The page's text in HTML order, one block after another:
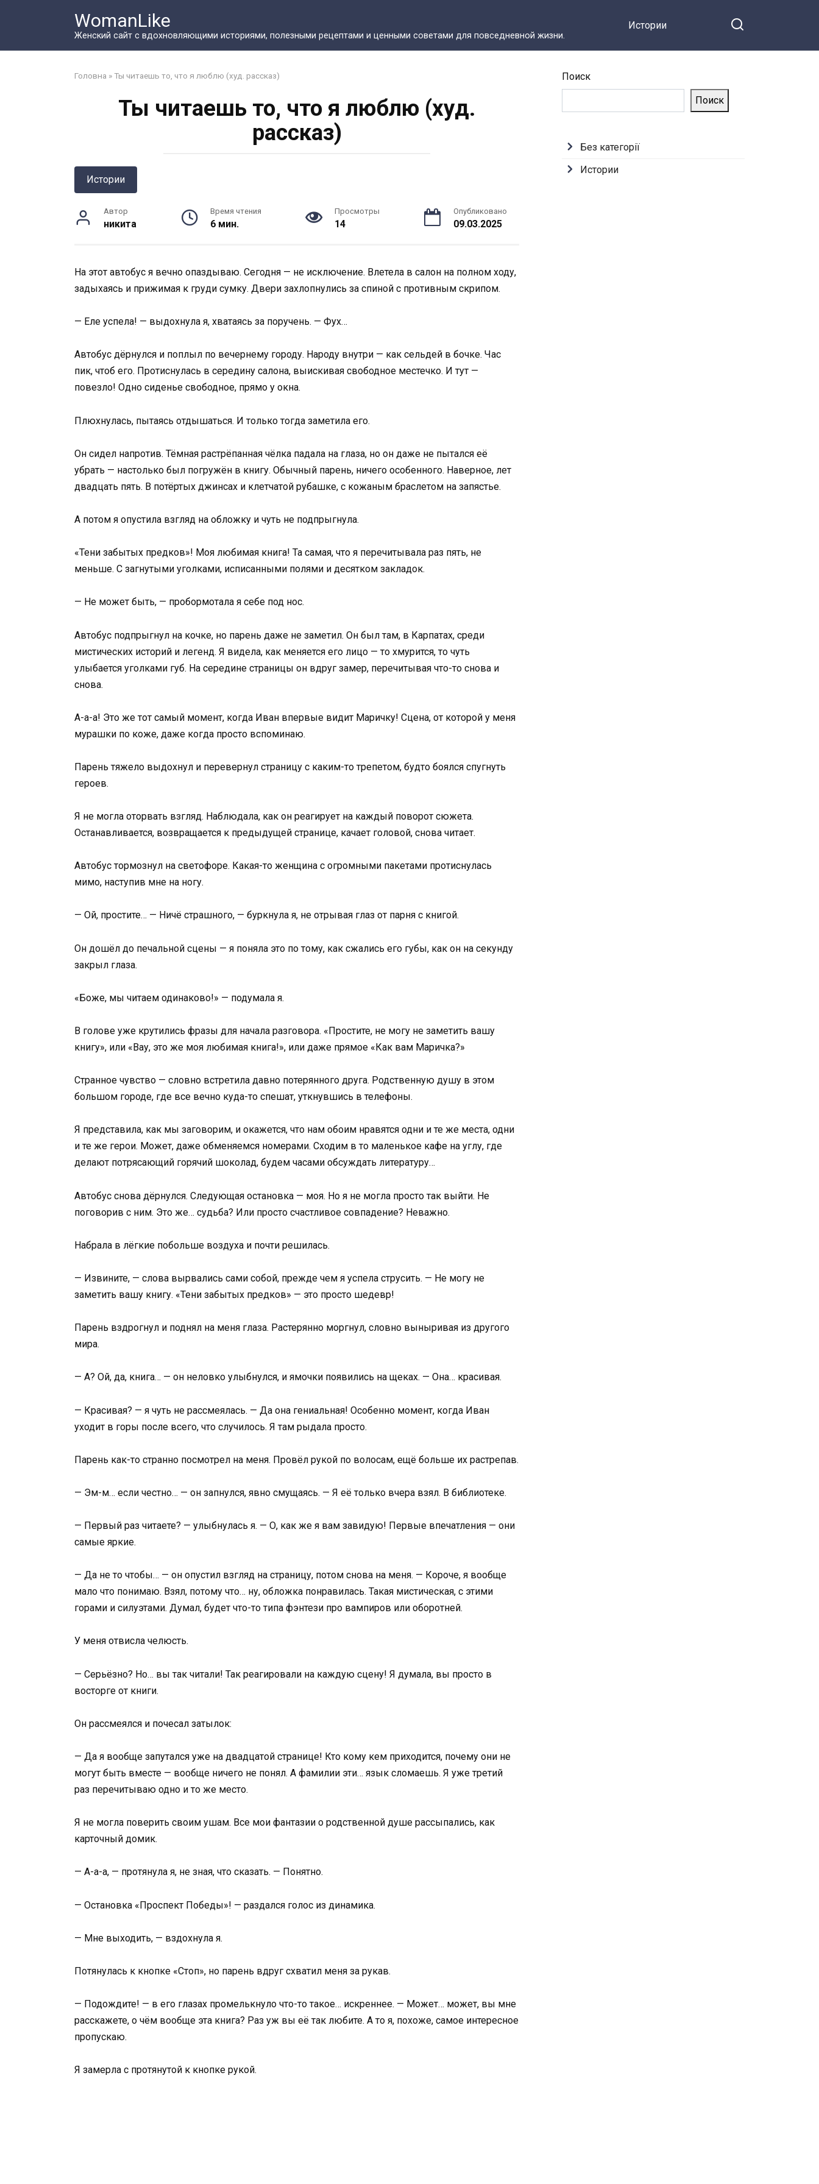
WomanLike
Женский сайт с вдохновляющими историями, полезными рецептами и ценными советами для повседневной жизни.
Истории
Головна »Ты читаешь то, что я люблю (худ. рассказ)
Ты читаешь то, что я люблю (худ.
рассказ)
Истории
Автор
никита
Время чтения
6 мин.
Просмотры
14
Опубликовано
09.03.2025
На этот автобус я вечно опаздываю. Сегодня — не исключение. Влетела в салон на полном ходу,
задыхаясь и прижимая к груди сумку. Двери захлопнулись за спиной с противным скрипом.
— Еле успела! — выдохнула я, хватаясь за поручень. — Фух…
Автобус дёрнулся и поплыл по вечернему городу. Народу внутри — как сельдей в бочке. Час
пик, чтоб его. Протиснулась в середину салона, выискивая свободное местечко. И тут —
повезло! Одно сиденье свободное, прямо у окна.
Плюхнулась, пытаясь отдышаться. И только тогда заметила его.
Он сидел напротив. Тёмная растрёпанная чёлка падала на глаза, но он даже не пытался её
убрать — настолько был погружён в книгу. Обычный парень, ничего особенного. Наверное, лет
двадцать пять. В потёртых джинсах и клетчатой рубашке, с кожаным браслетом на запястье.
А потом я опустила взгляд на обложку и чуть не подпрыгнула.
«Тени забытых предков»! Моя любимая книга! Та самая, что я перечитывала раз пять, не
меньше. С загнутыми уголками, исписанными полями и десятком закладок.
— Не может быть, — пробормотала я себе под нос.
Автобус подпрыгнул на кочке, но парень даже не заметил. Он был там, в Карпатах, среди
мистических историй и легенд. Я видела, как меняется его лицо — то хмурится, то чуть
улыбается уголками губ. На середине страницы он вдруг замер, перечитывая что-то снова и
снова.
А-а-а! Это же тот самый момент, когда Иван впервые видит Маричку! Сцена, от которой у меня
мурашки по коже, даже когда просто вспоминаю.
Парень тяжело выдохнул и перевернул страницу с каким-то трепетом, будто боялся спугнуть
героев.
Я не могла оторвать взгляд. Наблюдала, как он реагирует на каждый поворот сюжета.
Останавливается, возвращается к предыдущей странице, качает головой, снова читает.
Автобус тормознул на светофоре. Какая-то женщина с огромными пакетами протиснулась
мимо, наступив мне на ногу.
— Ой, простите… — Ничё страшного, — буркнула я, не отрывая глаз от парня с книгой.
Он дошёл до печальной сцены — я поняла это по тому, как сжались его губы, как он на секунду
закрыл глаза.
«Боже, мы читаем одинаково!» — подумала я.
В голове уже крутились фразы для начала разговора. «Простите, не могу не заметить вашу
книгу», или «Вау, это же моя любимая книга!», или даже прямое «Как вам Маричка?»
Странное чувство — словно встретила давно потерянного друга. Родственную душу в этом
большом городе, где все вечно куда-то спешат, уткнувшись в телефоны.
Я представила, как мы заговорим, и окажется, что нам обоим нравятся одни и те же места, одни
и те же герои. Может, даже обменяемся номерами. Сходим в то маленькое кафе на углу, где
делают потрясающий горячий шоколад, будем часами обсуждать литературу…
Автобус снова дёрнулся. Следующая остановка — моя. Но я не могла просто так выйти. Не
поговорив с ним. Это же… судьба? Или просто счастливое совпадение? Неважно.
Набрала в лёгкие побольше воздуха и почти решилась.
— Извините, — слова вырвались сами собой, прежде чем я успела струсить. — Не могу не
заметить вашу книгу. «Тени забытых предков» — это просто шедевр!
Парень вздрогнул и поднял на меня глаза. Растерянно моргнул, словно выныривая из другого
мира.
— А? Ой, да, книга… — он неловко улыбнулся, и ямочки появились на щеках. — Она… красивая.
— Красивая? — я чуть не рассмеялась. — Да она гениальная! Особенно момент, когда Иван
уходит в горы после всего, что случилось. Я там рыдала просто.
Парень как-то странно посмотрел на меня. Провёл рукой по волосам, ещё больше их растрепав.
— Эм-м… если честно… — он запнулся, явно смущаясь. — Я её только вчера взял. В библиотеке.
— Первый раз читаете? — улыбнулась я. — О, как же я вам завидую! Первые впечатления — они
самые яркие.
— Да не то чтобы… — он опустил взгляд на страницу, потом снова на меня. — Короче, я вообще
мало что понимаю. Взял, потому что… ну, обложка понравилась. Такая мистическая, с этими
горами и силуэтами. Думал, будет что-то типа фэнтези про вампиров или оборотней.
У меня отвисла челюсть.
— Серьёзно? Но… вы так читали! Так реагировали на каждую сцену! Я думала, вы просто в
восторге от книги.
Он рассмеялся и почесал затылок:
— Да я вообще запутался уже на двадцатой странице! Кто кому кем приходится, почему они не
могут быть вместе — вообще ничего не понял. А фамилии эти… язык сломаешь. Я уже третий
раз перечитываю одно и то же место.
Я не могла поверить своим ушам. Все мои фантазии о родственной душе рассыпались, как
карточный домик.
— А-а-а, — протянула я, не зная, что сказать. — Понятно.
— Остановка «Проспект Победы»! — раздался голос из динамика.
— Мне выходить, — вздохнула я.
Потянулась к кнопке «Стоп», но парень вдруг схватил меня за рукав.
— Подождите! — в его глазах промелькнуло что-то такое… искреннее. — Может… может, вы мне
расскажете, о чём вообще эта книга? Раз уж вы её так любите. А то я, похоже, самое интересное
пропускаю.
Я замерла с протянутой к кнопке рукой.
Поиск
Поиск
Без категорії
Истории